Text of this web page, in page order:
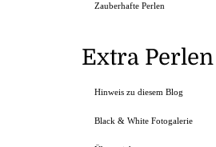
Zauberhafte Perlen
Extra Perlen
Hinweis zu diesem Blog
Black & White Fotogalerie